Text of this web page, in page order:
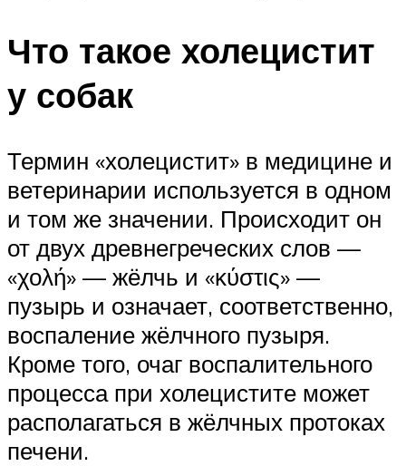
Что такое холецистит
у собак
Термин «холецистит» в медицине и
ветеринарии используется в одном
и том же значении. Происходит он
от двух древнегреческих слов —
«χολή» — жёлчь и «κύστις» —
пузырь и означает, соответственно,
воспаление жёлчного пузыря.
Кроме того, очаг воспалительного
процесса при холецистите может
располагаться в жёлчных протоках
печени.